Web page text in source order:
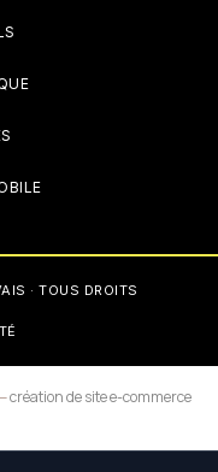
· TOUS DROITS
création de site e-commerce